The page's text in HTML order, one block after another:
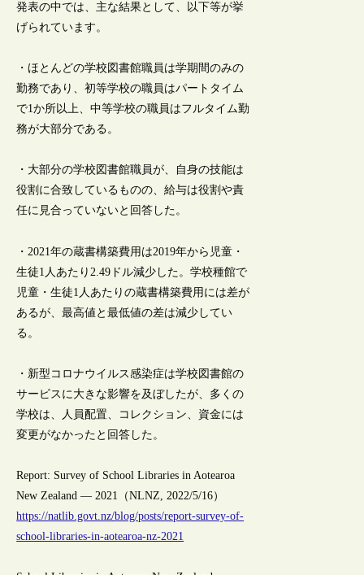
発表の中では、主な結果として、以下等が挙
げられています。
・ほとんどの学校図書館職員は学期間のみの
勤務であり、初等学校の職員はパートタイム
で1か所以上、中等学校の職員はフルタイム勤
務が大部分である。
・大部分の学校図書館職員が、自身の技能は
役割に合致しているものの、給与は役割や責
任に見合っていないと回答した。
・2021年の蔵書構築費用は2019年から児童・
生徒1人あたり2.49ドル減少した。学校種館で
児童・生徒1人あたりの蔵書構築費用には差が
あるが、最高値と最低値の差は減少してい
る。
・新型コロナウイルス感染症は学校図書館の
サービスに大きな影響を及ぼしたが、多くの
学校は、人員配置、コレクション、資金には
変更がなかったと回答した。
Report: Survey of School Libraries in Aotearoa
New Zealand — 2021（NLNZ, 2022/5/16）
https://natlib.govt.nz/blog/posts/report-survey-of-
school-libraries-in-aotearoa-nz-2021